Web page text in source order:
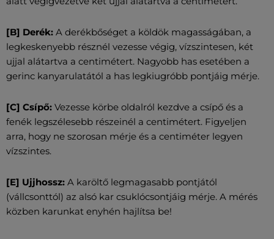
[B] Derék: A derékbőséget a köldök magasságában, a
legkeskenyebb résznél vezesse végig, vízszintesen, két
ujjal alátartva a centimétert. Nagyobb has esetében a
gerinc kanyarulatától a has legkiugróbb pontjáig mérje.
[C] Csípő: Vezesse körbe oldalról kezdve a csípő és a
fenék legszélesebb részeinél a centimétert. Figyeljen
arra, hogy ne szorosan mérje és a centiméter legyen
vízszintes.
[E] Ujjhossz: A karöltő legmagasabb pontjától
(vállcsonttól) az alsó kar csuklócsontjáig mérje. A mérés
közben karunkat enyhén hajlítsa be!